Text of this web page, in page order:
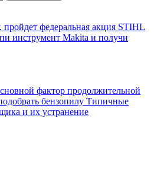
федеральная акция STIHL
инструмент Makita и получи
фактор продолжительной
бензопилу Типичные
и их устранение